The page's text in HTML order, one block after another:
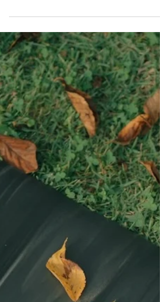
【正社員募集】現場オペレーションリー
ダー（通年雇用、2026年3月15日 応募締
切）
通年勤務での正社員募集を始めました！自然に囲まれた
境でのびのび働きたい方へ。